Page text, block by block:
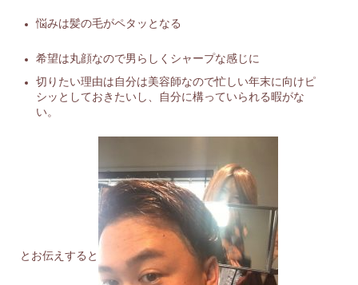
悩みは髪の毛がペタッとなる
希望は丸顔なので男らしくシャープな感じに
切りたい理由は自分は美容師なので忙しい年末に向けピ
シッとしておきたいし、自分に構っていられる暇がな
い。
とお伝えすると